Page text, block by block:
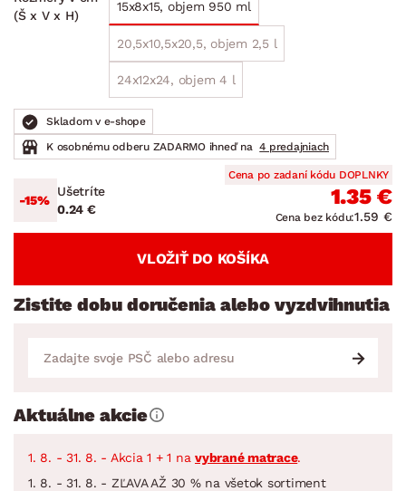
(Š x V x H)
15x8x15, objem 950 ml
20,5x10,5x20,5, objem 2,5 l
24x12x24, objem 4 l
Skladom v e-shope
K osobnému odberu ZADARMO ihneď na 4 predajniach
-15%
Ušetríte
0.24 €
Cena po zadaní kódu DOPLNKY
1.35 €
Cena bez kódu:1.59 €
VLOŽIŤ DO KOŠÍKA
Zistite dobu doručenia alebo vyzdvihnutia
Aktuálne akcie
1. 8. - 31. 8. - Akcia 1 + 1 na vybrané matrace.
1. 8. - 31. 8. - ZĽAVA AŽ 30 % na všetok sortiment